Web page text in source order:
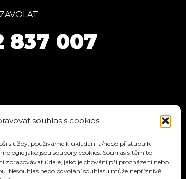
souhlas s cookies
služby, používáme k ukládání a/nebo přístupu k
jako jsou soubory cookies. Souhlas s těmito
zpracovávat údaje, jako je chování při procházení nebo
Nesouhlas nebo odvolání souhlasu může nepříznivě
837 007